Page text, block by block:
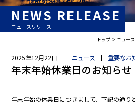
NEWS RELEASE
ニュースリリース
トップ ニュー
2025年12月22日 ニュース 重要なお
年末年始休業日のお知らせ
年末年始の休業日につきまして、下記の通り